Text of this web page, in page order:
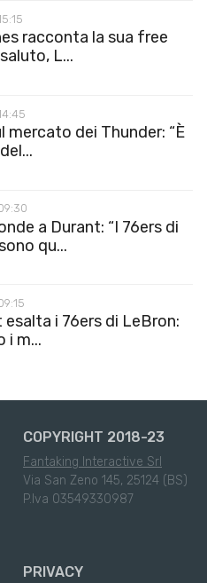
racconta la sua free
L...
mercato dei Thunder: “È
a Durant: “I 76ers di
qu...
esalta i 76ers di LeBron:
i m...
COPYRIGHT 2018-23
Fantaking Interactive Srl
Via San Zeno 145, 25124 (BS)
P.Iva 03549330987
PRIVACY